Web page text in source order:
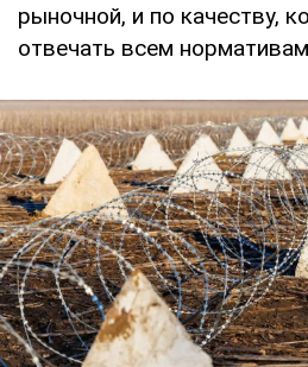
рыночной, и по качеству,
отвечать всем